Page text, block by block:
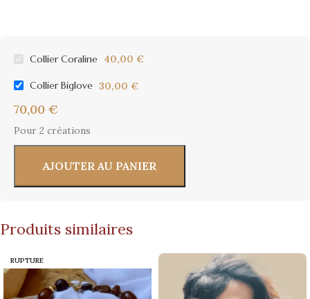
Collier Coraline 40,00 €
Collier Biglove 30,00 €
70,00 €
Pour 2 créations
AJOUTER AU PANIER
Produits similaires
RUPTURE